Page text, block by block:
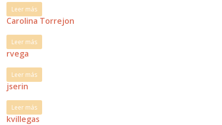
Leer más
Carolina Torrejon
Leer más
rvega
Leer más
jserin
Leer más
kvillegas